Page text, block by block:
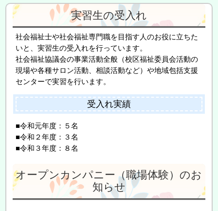
実習生の受入れ
社会福祉士や社会福祉専門職を目指す人のお役に立ちた
いと、実習生の受入れを行っています。
社会福祉協議会の事業活動全般（校区福祉委員会活動の
現場や各種サロン活動、相談活動など）や地域包括支援
センターで実習を行います。
受入れ実績
■令和元年度：５名
■令和２年度：３名
■令和３年度：８名
オープンカンパニー（職場体験）のお
知らせ